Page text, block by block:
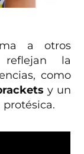
a otros
la
como
y un